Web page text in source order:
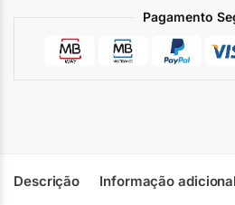
Pagamento
Descrição Informação adicional